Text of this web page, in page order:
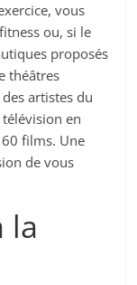
vous
ou, si le
proposés
théâtres
artistes du
en
films. Une
de vous
la